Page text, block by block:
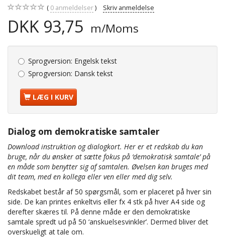
0 anmeldelser Skriv anmeldelse
DKK 93,75 m/Moms
Sprogversion: Engelsk tekst
Sprogversion: Dansk tekst
LÆG I KURV
Dialog om demokratiske samtaler
Download instruktion og dialogkort. Her er et redskab du kan
bruge, når du ønsker at sætte fokus på ‘demokratisk samtale’ på
en måde som benytter sig af samtalen. Øvelsen kan bruges med
dit team, med en kollega eller ven eller med dig selv.
Redskabet består af 50 spørgsmål, som er placeret på hver sin
side. De kan printes enkeltvis eller fx 4 stk på hver A4 side og
derefter skæres til. På denne måde er den demokratiske
samtale spredt ud på 50 ‘anskuelsesvinkler’. Dermed bliver det
overskueligt at tale om.